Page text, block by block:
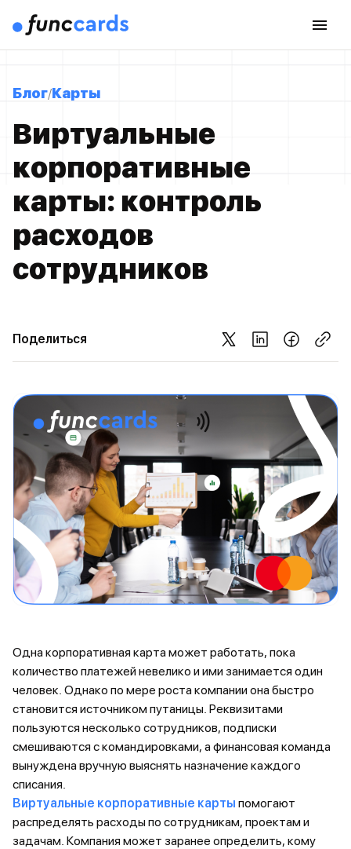
Блог Карты
Виртуальные
корпоративные
карты: контроль
расходов
сотрудников
Поделиться
Одна корпоративная карта может работать, пока
количество платежей невелико и ими занимается один
человек. Однако по мере роста компании она быстро
становится источником путаницы. Реквизитами
пользуются несколько сотрудников, подписки
смешиваются с командировками, а финансовая команда
вынуждена вручную выяснять назначение каждого
списания.
Виртуальные корпоративные карты помогают
распределять расходы по сотрудникам, проектам и
задачам. Компания может заранее определить, кому